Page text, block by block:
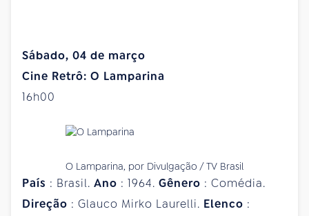
Sábado, 04 de março
Cine Retrô: O Lamparina
16h00
O Lamparina, por Divulgação / TV Brasil
País : Brasil. Ano : 1964. Gênero : Comédia.
Direção : Glauco Mirko Laurelli. Elenco :